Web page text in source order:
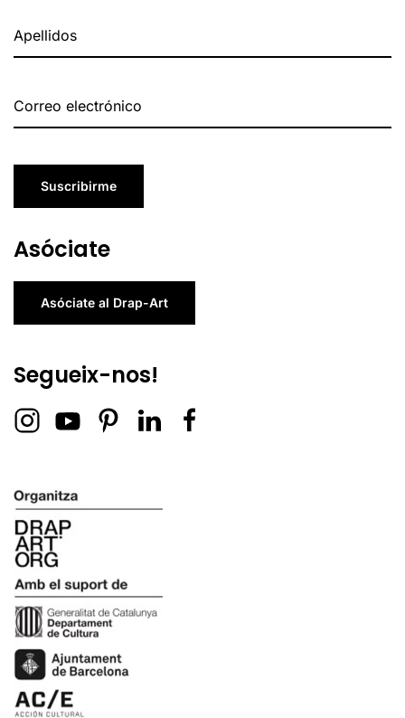
Suscribirme
Asóciate
Asóciate al Drap-Art
Segueix-nos!